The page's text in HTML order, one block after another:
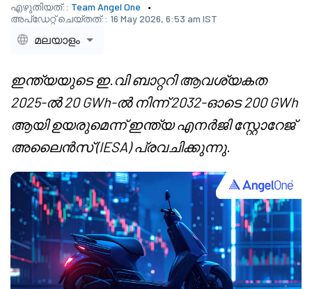
എഴുതിയത്:: Team Angel One
അപ്‌ഡേറ്റ് ചെയ്തത്:: 16 May 2026, 6:53 am IST
മലയാളം
ഇന്ത്യയുടെ ഇ.വി ബാറ്ററി ആവശ്യകത
2025-ൽ 20 GWh-ൽ നിന്ന് 2032-ഓടെ 200 GWh
ആയി ഉയരുമെന്ന് ഇന്ത്യ എനർജി സ്റ്റോറേജ്
അലൈൻസ് (IESA) പ്രവചിക്കുന്നു.